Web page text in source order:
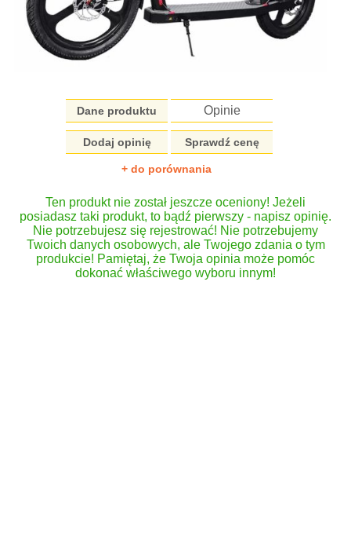
Dane produktu Opinie
Dodaj opinię Sprawdź cenę
+ do porównania
Ten produkt nie został jeszcze oceniony! Jeżeli
posiadasz taki produkt, to bądź pierwszy - napisz opinię.
Nie potrzebujesz się rejestrować! Nie potrzebujemy
Twoich danych osobowych, ale Twojego zdania o tym
produkcie! Pamiętaj, że Twoja opinia może pomóc
dokonać właściwego wyboru innym!